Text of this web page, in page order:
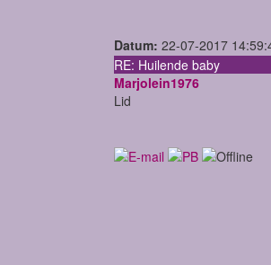
Datum: 22-07-2017
RE: Huilende baby
Marjolein1976
Lid